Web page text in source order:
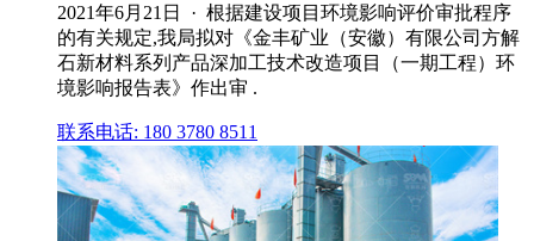
2021年6月21日 · 根据建设项目环境影响评价审批程序
的有关规定,我局拟对《金丰矿业（安徽）有限公司方解
石新材料系列产品深加工技术改造项目（一期工程）环
境影响报告表》作出审 .
联系电话: 180 3780 8511